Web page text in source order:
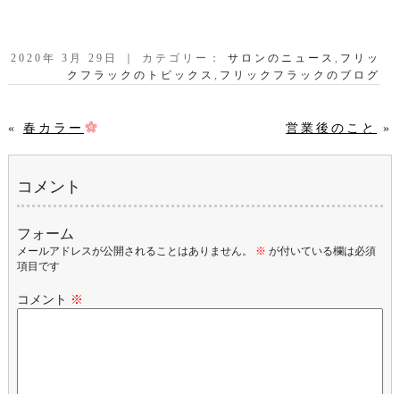
2020年 3月 29日 ｜ カテゴリー：サロンのニュース, フリッ
クフラックのトピックス, フリックフラックのブログ
« 春カラー 営業後のこと »
コメント
フォーム
メールアドレスが公開されることはありません。 ※ が付いている欄は必須
項目です
コメント ※